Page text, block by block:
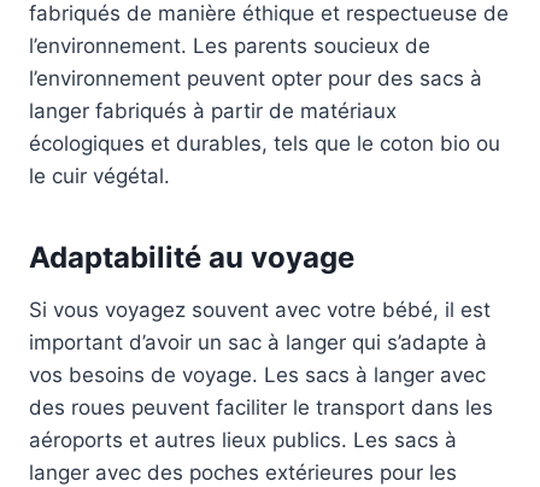
fabriqués de manière éthique et respectueuse de
l’environnement. Les parents soucieux de
l’environnement peuvent opter pour des sacs à
langer fabriqués à partir de matériaux
écologiques et durables, tels que le coton bio ou
le cuir végétal.
Adaptabilité au voyage
Si vous voyagez souvent avec votre bébé, il est
important d’avoir un sac à langer qui s’adapte à
vos besoins de voyage. Les sacs à langer avec
des roues peuvent faciliter le transport dans les
aéroports et autres lieux publics. Les sacs à
langer avec des poches extérieures pour les